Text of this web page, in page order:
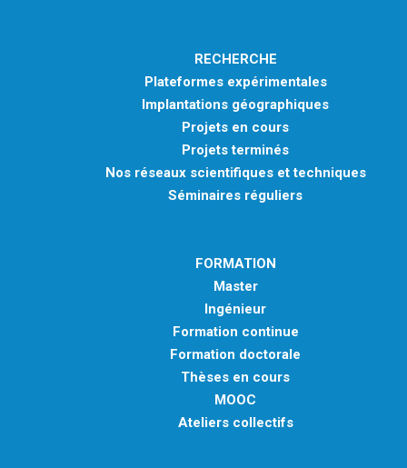
RECHERCHE
Plateformes expérimentales
Implantations géographiques
Projets en cours
Projets terminés
Nos réseaux scientifiques et techniques
Séminaires réguliers
FORMATION
Master
Ingénieur
Formation continue
Formation doctorale
Thèses en cours
MOOC
Ateliers collectifs